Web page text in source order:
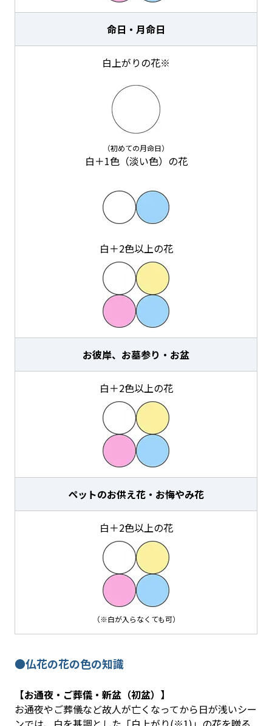
命日・月命日
白上がりの花※
（初めての月命日）
白＋1色（淡い色）の花
白＋2色以上の花
お彼岸、お墓参り・お盆
白＋2色以上の花
ペットのお供え花・お悔やみ花
白＋2色以上の花
（※白が入らなくても可）
●仏花の花の色の知識
【お通夜・ご葬儀・新盆（初盆）】
お通夜やご葬儀など故人が亡くなってから日が浅いシー